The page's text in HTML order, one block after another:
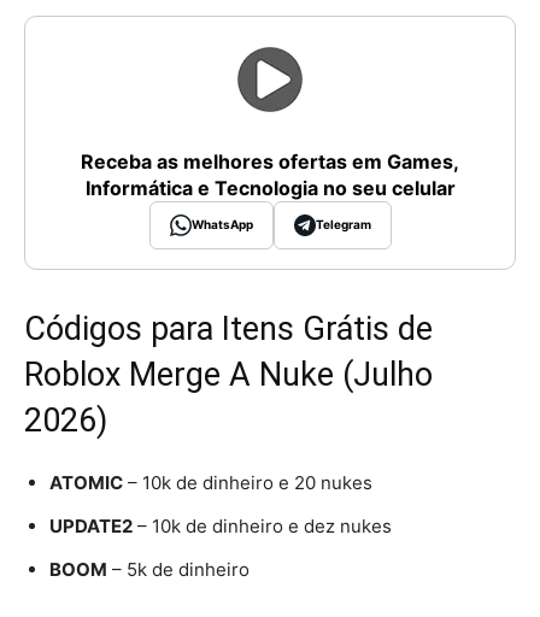
Receba as melhores ofertas em Games,
Informática e Tecnologia no seu celular
WhatsApp Telegram
Códigos para Itens Grátis de
Roblox Merge A Nuke (Julho
2026)
ATOMIC – 10k de dinheiro e 20 nukes
UPDATE2 – 10k de dinheiro e dez nukes
BOOM – 5k de dinheiro